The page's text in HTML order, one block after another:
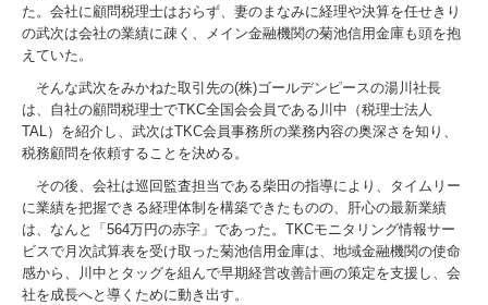
社長メニューASP版
TKCシステムQ&A
経営改善オンデマンド講座
デジタル化・AI導入補助金
TKC経営指標（速報版）
た。会社に顧問税理士はおらず、妻のまなみに経理や決算を任せきり
の武次は会社の業績に疎く、メイン金融機関の菊池信用金庫も頭を抱
えていた。
そんな武次をみかねた取引先の(株)ゴールデンピースの湯川社長
は、自社の顧問税理士でTKC全国会会員である川中（税理士法人
TAL）を紹介し、武次はTKC会員事務所の業務内容の奥深さを知り、
税務顧問を依頼することを決める。
その後、会社は巡回監査担当である柴田の指導により、タイムリー
に業績を把握できる経理体制を構築できたものの、肝心の最新業績
は、なんと「564万円の赤字」であった。TKCモニタリング情報サー
ビスで月次試算表を受け取った菊池信用金庫は、地域金融機関の使命
感から、川中とタッグを組んで早期経営改善計画の策定を支援し、会
社を成長へと導くために動き出す。